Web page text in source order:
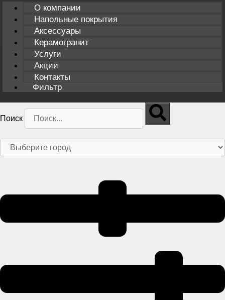
О компании
Напольные покрытия
Аксессуары
Керамогранит
Услуги
Акции
Контакты
Фильтр
Поиск